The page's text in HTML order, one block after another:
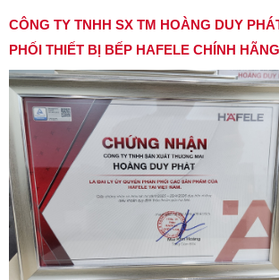
CÔNG TY TNHH SX TM HOÀNG DUY
PHỐI THIẾT BỊ BẾP HAFELE CHÍNH